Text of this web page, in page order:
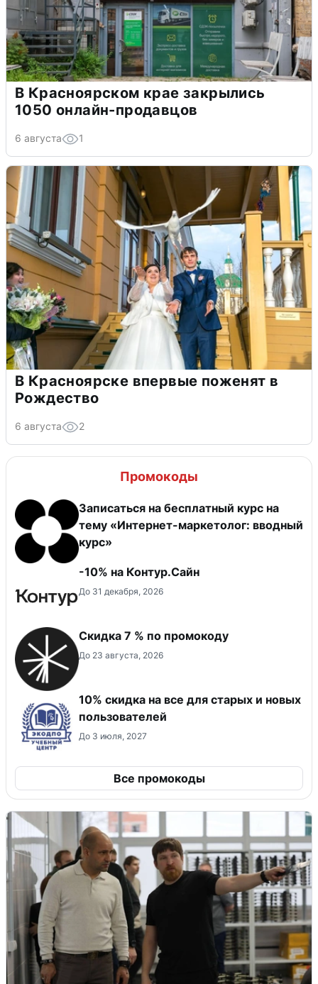
В Красноярском крае закрылись
1050 онлайн-продавцов
6 августа 1
В Красноярске впервые поженят в
Рождество
6 августа 2
Промокоды
Записаться на бесплатный курс на
тему «Интернет-маркетолог: вводный
курс»
-10% на Контур.Сайн
До 31 декабря, 2026
Скидка 7 % по промокоду
До 23 августа, 2026
10% скидка на все для старых и новых
пользователей
До 3 июля, 2027
Все промокоды